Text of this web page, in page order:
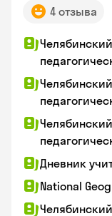
4 отзыва
Дневник
National